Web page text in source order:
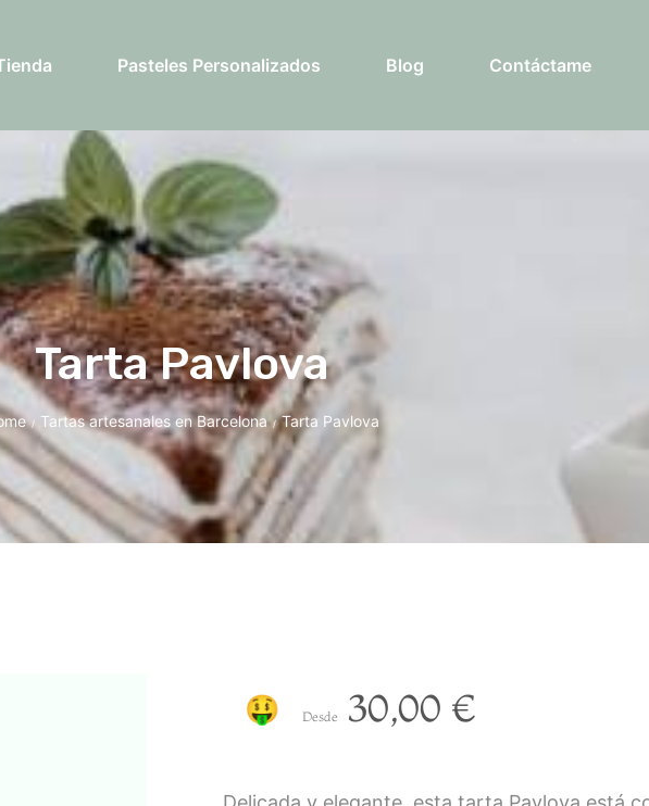
Pasteles Personalizados Blog Contáctame
Tarta Pavlova
/ Tartas artesanales en Barcelona / Tarta Pavlova
🤑 Desde 30,00 €